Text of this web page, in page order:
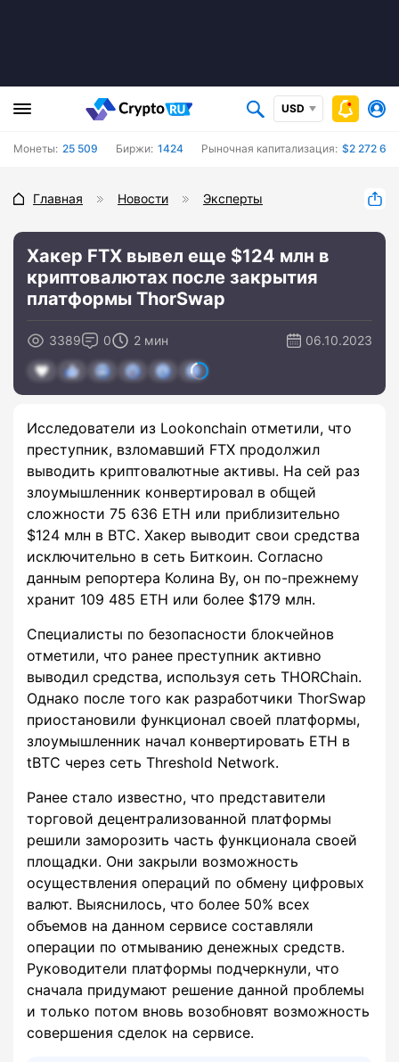
USD
Монеты: 25 509 Биржи: 1424 Рыночная капитализация: $2 272
Главная Новости Эксперты
Хакер FTX вывел еще $124 млн в
криптовалютах после закрытия
платформы ThorSwap
3389 0 2 мин 06.10.2023
Исследователи из Lookonchain отметили, что
преступник, взломавший FTX продолжил
выводить криптовалютные активы. На сей раз
злоумышленник конвертировал в общей
сложности 75 636 ETH или приблизительно
$124 млн в BTC. Хакер выводит свои средства
исключительно в сеть Биткоин. Согласно
данным репортера Колина Ву, он по-прежнему
хранит 109 485 ETH или более $179 млн.
Специалисты по безопасности блокчейнов
отметили, что ранее преступник активно
выводил средства, используя сеть THORChain.
Однако после того как разработчики ThorSwap
приостановили функционал своей платформы,
злоумышленник начал конвертировать ETH в
tBTC через сеть Threshold Network.
Ранее стало известно, что представители
торговой децентрализованной платформы
решили заморозить часть функционала своей
площадки. Они закрыли возможность
осуществления операций по обмену цифровых
валют. Выяснилось, что более 50% всех
объемов на данном сервисе составляли
операции по отмыванию денежных средств.
Руководители платформы подчеркнули, что
сначала придумают решение данной проблемы
и только потом вновь возобновят возможность
совершения сделок на сервисе.